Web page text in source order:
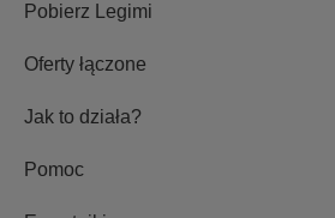
Pobierz Legimi
Oferty łączone
Jak to działa?
Pomoc